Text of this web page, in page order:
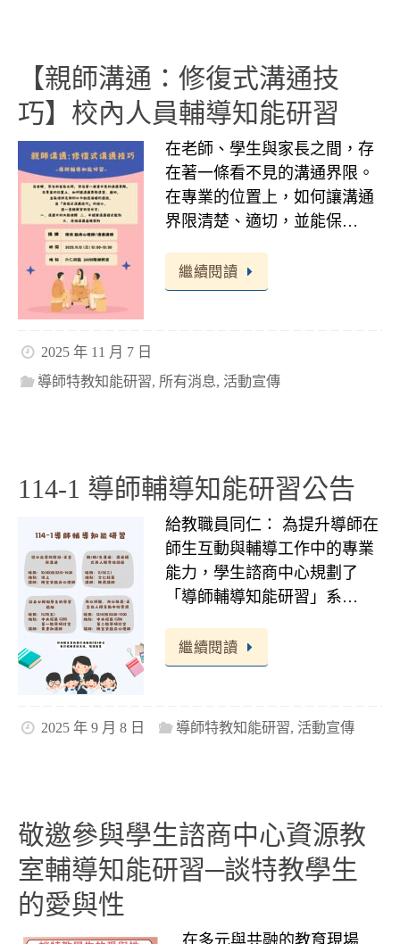
【親師溝通：修復式溝通技
巧】校內人員輔導知能研習
在老師、學生與家長之間，存
在著一條看不見的溝通界限。
在專業的位置上，如何讓溝通
界限清楚、適切，並能保…
繼續閱讀
2025 年 11 月 7 日
導師特教知能研習, 所有消息, 活動宣傳
114-1 導師輔導知能研習公告
給教職員同仁： 為提升導師在
師生互動與輔導工作中的專業
能力，學生諮商中心規劃了
「導師輔導知能研習」系…
繼續閱讀
2025 年 9 月 8 日 導師特教知能研習, 活動宣傳
敬邀參與學生諮商中心資源教
室輔導知能研習─談特教學生
的愛與性